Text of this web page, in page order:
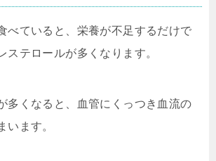
べていると、栄養が不足するだけで
ステロールが多くなります。
多くなると、血管にくっつき血流の
います。